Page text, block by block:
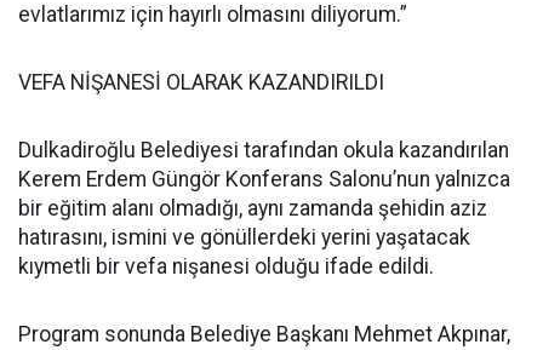
evlatlarımız için hayırlı olmasını diliyorum.”
VEFA NİŞANESİ OLARAK KAZANDIRILDI
Dulkadiroğlu Belediyesi tarafından okula kazandırılan
Kerem Erdem Güngör Konferans Salonu’nun yalnızca
bir eğitim alanı olmadığı, aynı zamanda şehidin aziz
hatırasını, ismini ve gönüllerdeki yerini yaşatacak
kıymetli bir vefa nişanesi olduğu ifade edildi.
Program sonunda Belediye Başkanı Mehmet Akpınar,